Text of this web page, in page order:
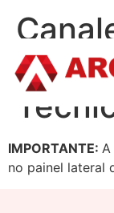
IMPORTANTE: A
no painel lateral